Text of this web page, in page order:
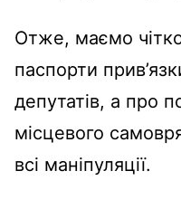
Отже, маємо
паспорти
депутатів, а про
місцевого
всі маніпуляції.